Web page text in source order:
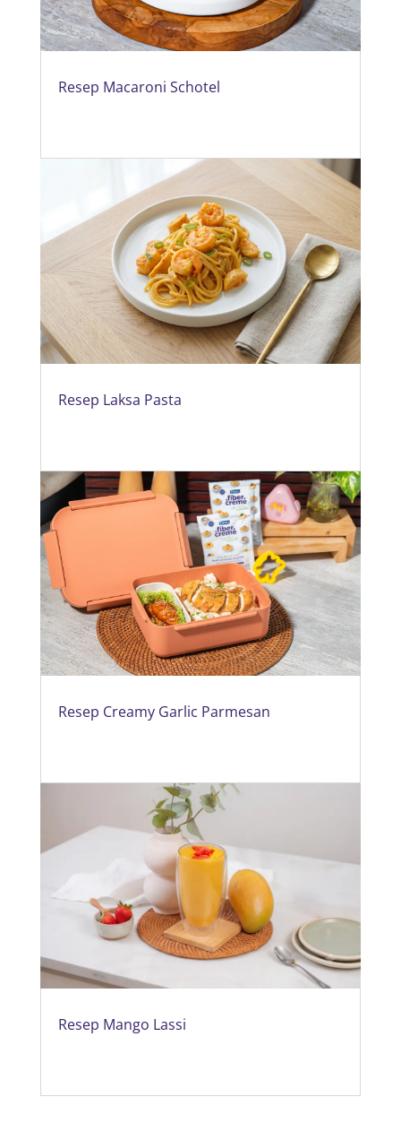
Resep Macaroni Schotel
Resep Laksa Pasta
Resep Creamy Garlic Parmesan
Resep Mango Lassi